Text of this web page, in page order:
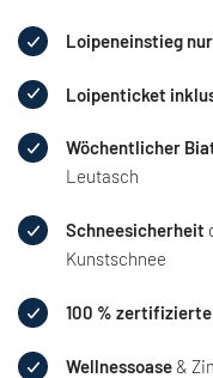
Loipeneinstieg
Loipenticket
Wöchentlicher
Leutasch
Schneesicherheit
Kunstschnee
100 %
Wellnessoase&